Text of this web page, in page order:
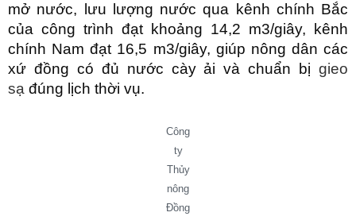
mở nước, lưu lượng nước qua kênh chính Bắc
của công trình đạt khoảng 14,2 m3/giây, kênh
chính Nam đạt 16,5 m3/giây, giúp nông dân các
xứ đồng có đủ nước cày ải và chuẩn bị gieo
sạ đúng lịch thời vụ.
Công
ty
Thủy
nông
Đồng